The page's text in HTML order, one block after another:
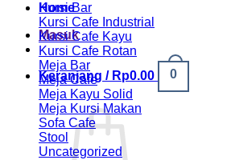
Home
Masuk
Keranjang / Rp0.00 0
Kursi Bar
Kursi Cafe Industrial
Kursi Cafe Kayu
Kursi Cafe Rotan
Meja Bar
Meja Cafe
Meja Kayu Solid
Meja Kursi Makan
Sofa Cafe
Stool
Uncategorized